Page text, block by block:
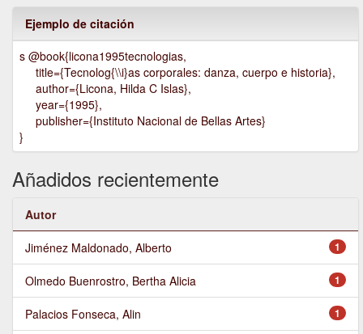
Ejemplo de citación
s @book{licona1995tecnologias,
title={Tecnolog{\\i}as corporales: danza, cuerpo e historia},
author={Licona, Hilda C Islas},
year={1995},
publisher={Instituto Nacional de Bellas Artes}
}
Añadidos recientemente
Autor
1
Jiménez Maldonado, Alberto
1
Olmedo Buenrostro, Bertha Alicia
1
Palacios Fonseca, Alin